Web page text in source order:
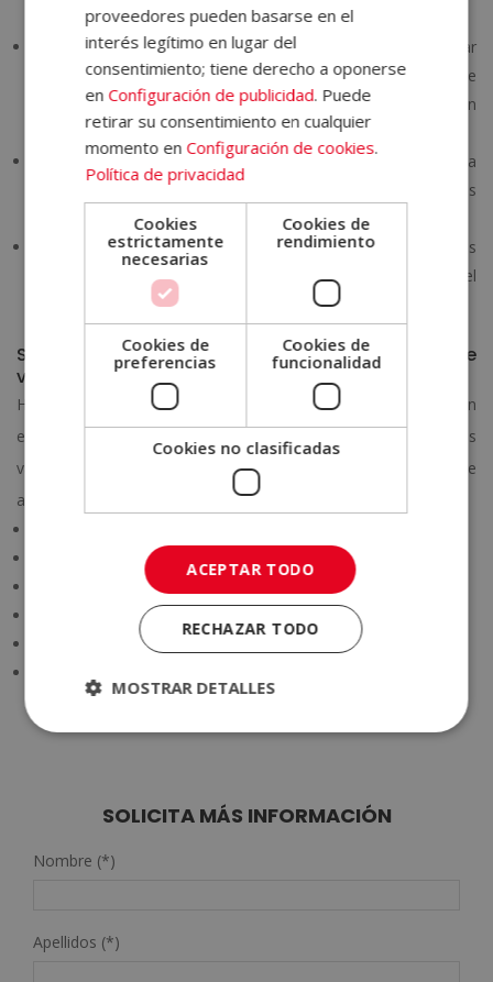
responsabilidades personales o laborales.
Enfoque aplicable. Los contenidos suelen estar
estructurados para facilitar la comprensión y la aplicación de
los conceptos, ayudando a desarrollar habilidades útiles en
distintos contextos.
Acceso desde cualquier lugar. Solo necesitas conexión a
internet para acceder al campus virtual, los materiales y las
Acompañamiento y seguimiento. En muchos programas
se ofrece apoyo académico para resolver dudas y facilitar el
progreso durante el estudio.
Sectores donde la especialización es altamente
valorada
Hoy en día existen numerosos ámbitos en los que la formación
especializada resulta muy útil, y en los que los empleadores
valoran aquellos perfiles que apuestan por mantenerse
actualizados. Algunos ejemplos son:
Marketing y comunicación.
Recursos humanos y coaching.
Bienestar, salud y estilo de vida.
Educación y formación.
SOLICITA MÁS INFORMACIÓN
Nombre (*)
Apellidos (*)
proveedores pueden basarse en el
interés legítimo en lugar del
consentimiento; tiene derecho a oponerse
enConfiguración de publicidad. Puede
retirar su consentimiento en cualquier
momento enConfiguración de cookies.
Política de privacidad
Cookies
estrictamente
necesarias
Cookies de
rendimiento
Cookies de
preferencias
Cookies de
funcionalidad
Cookies no clasificadas
ACEPTAR TODO
RECHAZAR TODO
MOSTRAR DETALLES